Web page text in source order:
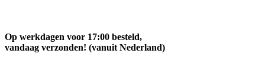
Op werkdagen voor 17:00 besteld,
vandaag verzonden! (vanuit Nederland)